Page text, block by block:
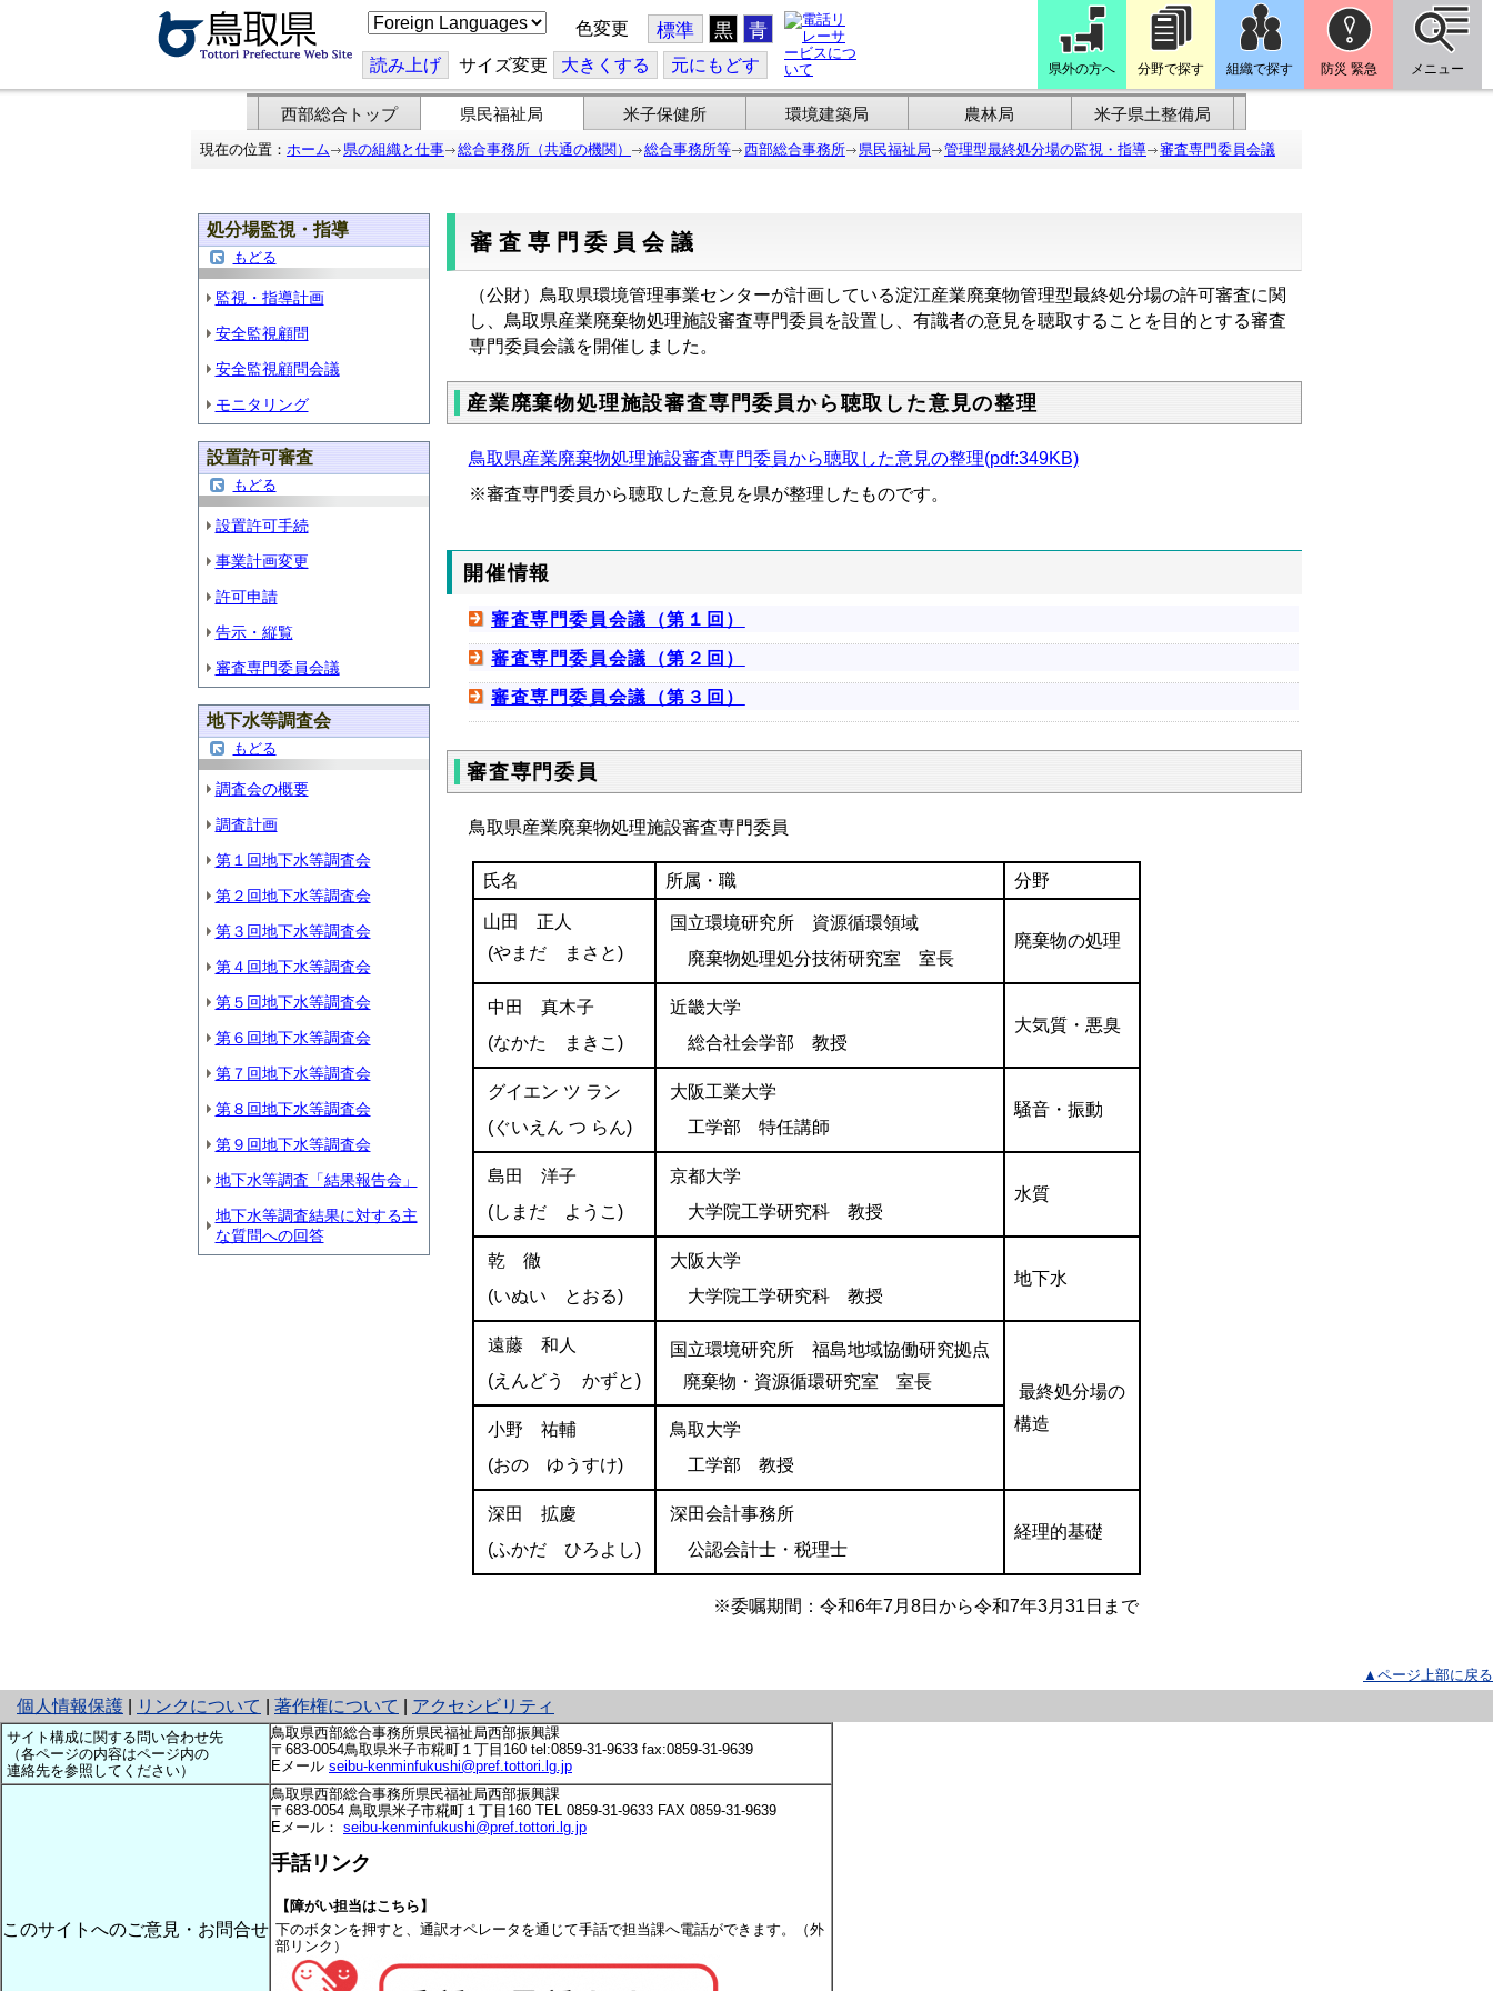
こ
の
ジ
を
翻
訳
す
色変更 標準 黒 青
読み上げ サイズ変更 大きくする 元にもどす 県外の方へ 分野で探す 組織で探す 防災 緊急 メニュー
西部総合トップ 県民福祉局 米子保健所 環境建築局 農林局 米子県土整備局
現在の位置： ホーム 県の組織と仕事 総合事務所（共通の機関） 総合事務所等 西部総合事務所 県民福祉局 管理型最終処分場の監視・指導 審査専門委員会議
処分場監視・指導
もどる
監視・指導計画
安全監視顧問
安全監視顧問会議
モニタリング
設置許可審査
もどる
設置許可手続
事業計画変更
許可申請
告示・縦覧
審査専門委員会議
地下水等調査会
もどる
調査会の概要
調査計画
第１回地下水等調査会
第２回地下水等調査会
第３回地下水等調査会
第４回地下水等調査会
第５回地下水等調査会
第６回地下水等調査会
第７回地下水等調査会
第８回地下水等調査会
第９回地下水等調査会
地下水等調査「結果報告会」
地下水等調査結果に対する主
な質問への回答
審査専門委員会議
（公財）鳥取県環境管理事業センターが計画している淀江産業廃棄物管理型最終処分場の許可審査に関
し、鳥取県産業廃棄物処理施設審査専門委員を設置し、有識者の意見を聴取することを目的とする審査
専門委員会議を開催しました。
産業廃棄物処理施設審査専門委員から聴取した意見の整理
鳥取県産業廃棄物処理施設審査専門委員から聴取した意見の整理(pdf:349KB)
※審査専門委員から聴取した意見を県が整理したものです。
開催情報
審査専門委員会議（第１回）
審査専門委員会議（第２回）
審査専門委員会議（第３回）
審査専門委員
鳥取県産業廃棄物処理施設審査専門委員
氏名 所属・職 分野
山田 正人
(やまだ まさと)
国立環境研究所 資源循環領域
廃棄物処理処分技術研究室 室長
廃棄物の処理
中田 真木子
(なかた まきこ)
近畿大学
総合社会学部 教授
大気質・悪臭
グイエン ツ ラン
(ぐいえん つ らん)
大阪工業大学
工学部 特任講師
騒音・振動
島田 洋子
(しまだ ようこ)
京都大学
大学院工学研究科 教授
水質
乾 徹
(いぬい とおる)
大阪大学
大学院工学研究科 教授
地下水
遠藤 和人
(えんどう かずと)
国立環境研究所 福島地域協働研究拠点
廃棄物・資源循環研究室 室長
最終処分場の
構造
小野 祐輔
(おの ゆうすけ)
鳥取大学
工学部 教授
深田 拡慶
(ふかだ ひろよし)
深田会計事務所
公認会計士・税理士
経理的基礎
※委嘱期間：令和6年7月8日から令和7年3月31日まで
▲ページ上部に戻る
個人情報保護
と
り
ネ
ッ
ト
リンクについて 著作権について アクセシビリティ
サイト構成に関する問い合わせ先
（各ページの内容はページ内の
連絡先を参照してください）
鳥取県西部総合事務所県民福祉局西部振興課
〒683-0054鳥取県米子市糀町１丁目160 tel:0859-31-9633 fax:0859-31-9639
Eメール seibu-kenminfukushi@pref.tottori.lg.jp
このサイトへのご意見・お問合せ
鳥取県西部総合事務所県民福祉局西部振興課
〒683-0054 鳥取県米子市糀町１丁目160 TEL 0859-31-9633 FAX 0859-31-9639
Eメール： seibu-kenminfukushi@pref.tottori.lg.jp
手話リンク
【障がい担当はこちら】
下のボタンを押すと、通訳オペレータを通じて手話で担当課へ電話ができます。（外
部リンク）